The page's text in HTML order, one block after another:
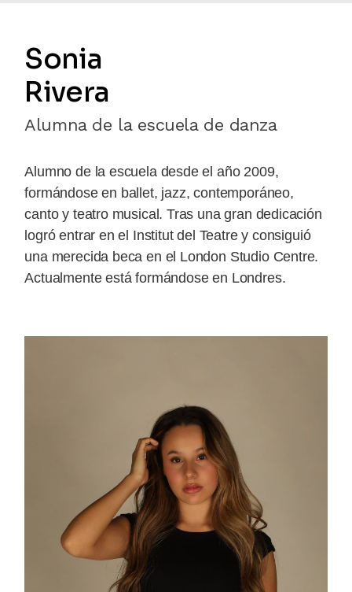
Sonia
Rivera
Alumna de la escuela de danza
Alumno de la escuela desde el año 2009,
formándose en ballet, jazz, contemporáneo,
canto y teatro musical. Tras una gran dedicación
logró entrar en el Institut del Teatre y consiguió
una merecida beca en el London Studio Centre.
Actualmente está formándose en Londres.